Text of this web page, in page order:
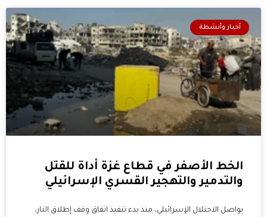
أخبار وأنشطة
الخط الأصفر في قطاع غزة أداة للقتل
والتدمير والتهجير القسري الإسرائيلي
يواصل الاحتلال الإسرائيلي، منذ بدء تنفيذ اتفاق وقف إطلاق النار،